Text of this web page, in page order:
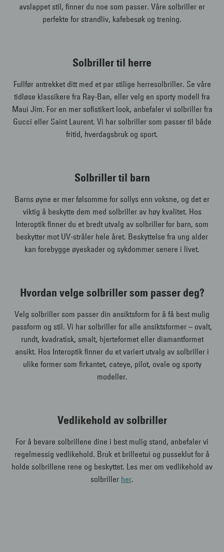
avslappet stil, finner du noe som passer. Våre solbriller er
perfekte for strandliv, kafebesøk og trening.
Solbriller til herre
Fullfør antrekket ditt med et par stilige herresolbriller. Se våre
tidløse klassikere fra Ray-Ban, eller velg en sporty modell fra
Maui Jim. For en mer sofistikert look, anbefaler vi solbriller fra
Gucci eller Saint Laurent. Vi har solbriller som passer til både
fritid, hverdagsbruk og sport.
Solbriller til barn
Barns øyne er mer følsomme for sollys enn voksne, og det er
viktig å beskytte dem med solbriller av høy kvalitet. Hos
Interoptik finner du et bredt utvalg av solbriller for barn, som
beskytter mot UV-stråler hele året. Beskyttelse fra ung alder
kan forebygge øyeskader og sykdommer senere i livet.
Hvordan velge solbriller som passer deg?
Velg solbriller som passer din ansiktsform for å få best mulig
passform og stil. Vi har solbriller for alle ansiktsformer – ovalt,
rundt, kvadratisk, smalt, hjerteformet eller diamantformet
ansikt. Hos Interoptik finner du et variert utvalg av solbriller i
ulike former som firkantet, cateye, pilot, ovale og sporty
modeller.
Vedlikehold av solbriller
For å bevare solbrillene dine i best mulig stand, anbefaler vi
regelmessig vedlikehold. Bruk et brilleetui og pusseklut for å
holde solbrillene rene og beskyttet. Les mer om vedlikehold av
solbriller her.